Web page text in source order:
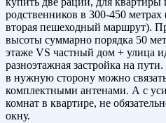
родственников в 300-450 метрах
вторая пешеходный маршрут).
высоты суммарно порядка 50
этаже VS частный дом + улица
разноэтажная застройка на
в нужную сторону можно
комплектными антенами. А с
комнат в квартире, не
окну.